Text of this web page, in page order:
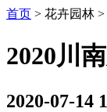
首页 > 花卉园林
2020川
2020-07-14